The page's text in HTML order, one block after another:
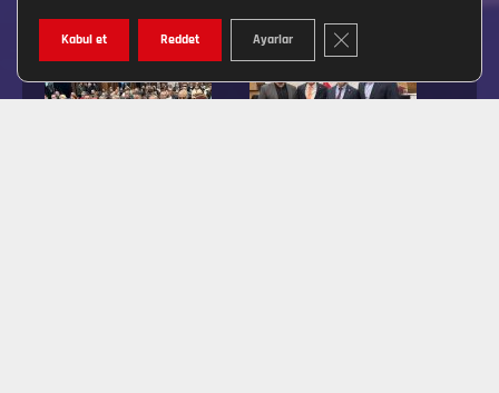
Kabul et Reddet Ayarlar GDPR ÇEREZ ŞERIDINI